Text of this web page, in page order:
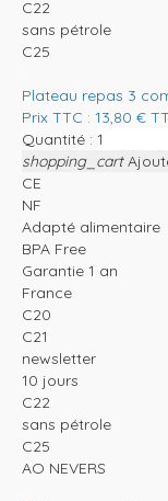
C22
sans pétrole
C25
Plateau repas 3
Prix TTC : 13,80 €
Quantité :
shopping_cart
CE
NF
Adapté alimentaire
BPA Free
Garantie 1 an
France
C20
C21
newsletter
10 jours
C22
sans pétrole
C25
AO NEVERS